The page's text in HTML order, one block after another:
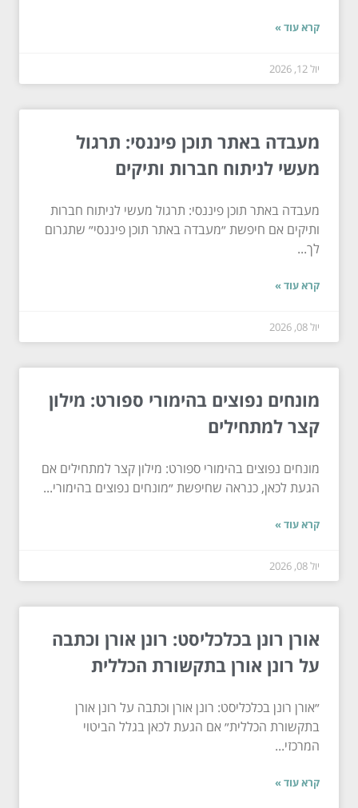
קרא עוד »
יול 12, 2026
מעבדה באתר תוכן פיננסי: תרגול
מעשי לניתוח חברות ותיקים
מעבדה באתר תוכן פיננסי: תרגול מעשי לניתוח חברות
ותיקים אם חיפשת ״מעבדה באתר תוכן פיננסי״ שתגרום
לך...
קרא עוד »
יול 08, 2026
מונחים נפוצים בהימורי ספורט: מילון
קצר למתחילים
מונחים נפוצים בהימורי ספורט: מילון קצר למתחילים אם
הגעת לכאן, כנראה שחיפשת ״מונחים נפוצים בהימורי...
קרא עוד »
יול 08, 2026
אורן רונן בכלכליסט: רונן אורן וכתבה
על רונן אורן בתקשורת הכללית
״אורן רונן בכלכליסט: רונן אורן וכתבה על רונן אורן
בתקשורת הכללית״ אם הגעת לכאן בגלל הביטוי
המרכזי...
קרא עוד »